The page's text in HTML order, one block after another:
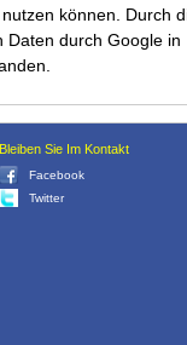
können. Durch
Daten durch Google in
Bleiben Sie Im Kontakt
Facebook
Twitter